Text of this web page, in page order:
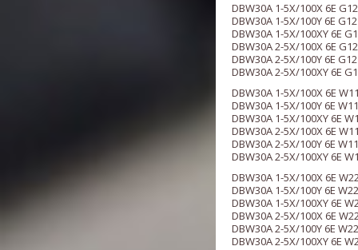
DBW30A 1-5X/100X 6E
DBW30A 1-5X/100Y 6E
DBW30A 1-5X/100XY 6E
DBW30A 2-5X/100X 6E
DBW30A 2-5X/100Y 6E
DBW30A 2-5X/100XY 6E
DBW30A 1-5X/100X 6E
DBW30A 1-5X/100Y 6E
DBW30A 1-5X/100XY 6E
DBW30A 2-5X/100X 6E
DBW30A 2-5X/100Y 6E
DBW30A 2-5X/100XY 6E
DBW30A 1-5X/100X 6E
DBW30A 1-5X/100Y 6E
DBW30A 1-5X/100XY 6E
DBW30A 2-5X/100X 6E
DBW30A 2-5X/100Y 6E
DBW30A 2-5X/100XY 6E